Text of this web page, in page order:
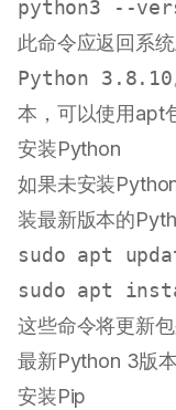
此命令应返回系
Python 3.8.10
本，可以使用apt
安装Python
如果未安装
装最新版本的
sudo
sudo
这些命令将更新
最新Python 3版本
安装Pip